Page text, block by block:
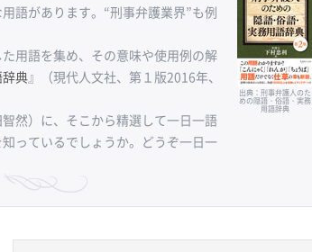
語があります。“刑事弁護業界”も例
用語を集め、その意味や使用例の解
典』（現代人文社、第１版2016年、
然）に、そこから精選して一日一語
っているでしょうか。どうぞ一日一
出典：刑事弁護人のた
めの隠語・俗語・実務
用語辞典